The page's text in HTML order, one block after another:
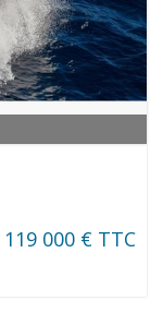
119 000 € TTC